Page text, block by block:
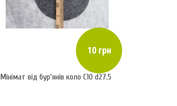
10 грн
Мінімат від бур'янів коло С10 d27.5